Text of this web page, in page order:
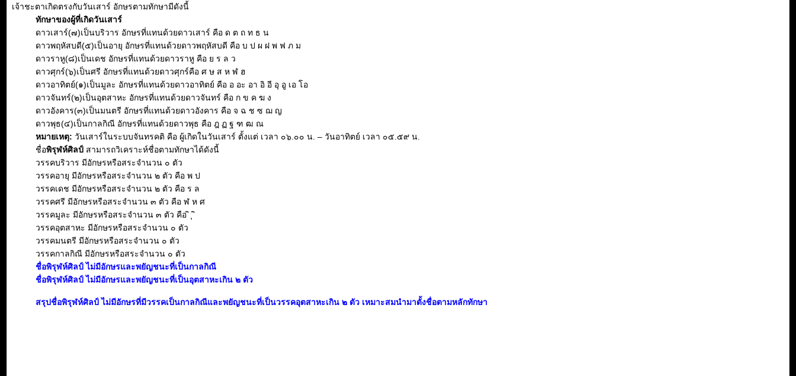
เจ้าชะตาเกิดตรงกับวันเสาร์ อักษรตามทักษามีดังนี้
ทักษาของผู้ที่เกิดวันเสาร์
ดาวเสาร์(๗)เป็นบริวาร อักษรที่แทนด้วยดาวเสาร์ คือ ด ต ถ ท ธ น
ดาวพฤหัสบดี(๕)เป็นอายุ อักษรที่แทนด้วยดาวพฤหัสบดี คือ บ ป ผ ฝ พ ฟ ภ ม
ดาวราหู(๘)เป็นเดช อักษรที่แทนด้วยดาวราหู คือ ย ร ล ว
ดาวศุกร์(๖)เป็นศรี อักษรที่แทนด้วยดาวศุกร์คือ ศ ษ ส ห ฬ ฮ
ดาวอาทิตย์(๑)เป็นมูละ อักษรที่แทนด้วยดาวอาทิตย์ คือ อ อะ อา อิ อี อุ อู เอ โอ
ดาวจันทร์(๒)เป็นอุตสาหะ อักษรที่แทนด้วยดาวจันทร์ คือ ก ข ค ฆ ง
ดาวอังคาร(๓)เป็นมนตรี อักษรที่แทนด้วยดาวอังคาร คือ จ ฉ ช ซ ฌ ญ
ดาวพุธ(๔)เป็นกาลกิณี อักษรที่แทนด้วยดาวพุธ คือ ฎ ฏ ฐ ฑ ฒ ณ
หมายเหตุ: วันเสาร์ในระบบจันทรคติ คือ ผู้เกิดในวันเสาร์ ตั้งแต่ เวลา ๐๖.๐๐ น. – วันอาทิตย์ เวลา ๐๕.๕๙ น.
ชื่อพิรุฬห์ศิลป์ สามารถวิเคราะห์ชื่อตามทักษาได้ดังนี้
วรรคบริวาร มีอักษรหรือสระจำนวน ๐ ตัว
วรรคอายุ มีอักษรหรือสระจำนวน ๒ ตัว คือ พ ป
วรรคเดช มีอักษรหรือสระจำนวน ๒ ตัว คือ ร ล
วรรคศรี มีอักษรหรือสระจำนวน ๓ ตัว คือ ฬ ห ศ
วรรคมูละ มีอักษรหรือสระจำนวน ๓ ตัว คือ ิ ุ ิ
วรรคอุตสาหะ มีอักษรหรือสระจำนวน ๐ ตัว
วรรคมนตรี มีอักษรหรือสระจำนวน ๐ ตัว
วรรคกาลกิณี มีอักษรหรือสระจำนวน ๐ ตัว
ชื่อพิรุฬห์ศิลป์ ไม่มีอักษรและพยัญชนะที่เป็นกาลกิณี
ชื่อพิรุฬห์ศิลป์ ไม่มีอักษรและพยัญชนะที่เป็นอุตสาหะเกิน ๒ ตัว
สรุปชื่อพิรุฬห์ศิลป์ ไม่มีอักษรที่มีวรรคเป็นกาลกิณีและพยัญชนะที่เป็นวรรคอุตสาหะเกิน ๒ ตัว เหมาะสมนำมาตั้งชื่อตามหลักทักษา